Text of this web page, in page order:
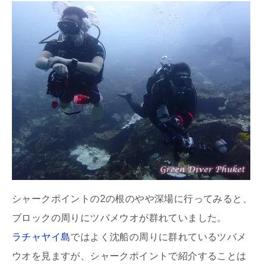
シャークポイントの2の根のやや深場に行ってみると、
ブロックの周りにツバメウオが群れていました。
ラチャヤイ島ではよく沈船の周りに群れているツバメ
ウオを見ますが、シャークポイントで紹介することは